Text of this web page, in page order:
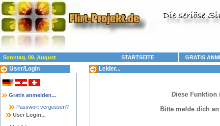
Sonntag, 09. August STARTSEITE GRATIS
User/Login
Gratis anmelden...
Passwort vergessen?
User Login...
Leider...
Diese
Bitte melde dich